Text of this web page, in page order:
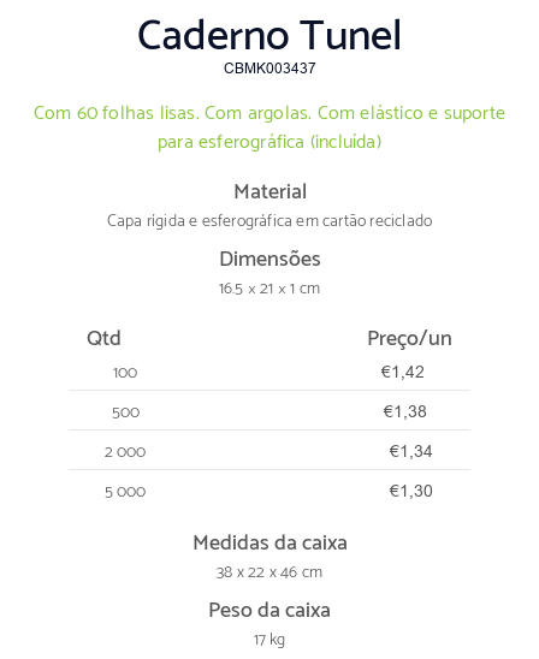
Caderno Tunel
CBMK003437
Com 60 folhas lisas. Com argolas. Com elástico e suporte
para esferográfica (incluída)
Material
Capa rígida e esferográfica em cartão reciclado
Dimensões
16.5 × 21 × 1 cm
Qtd Preço/un
100 €1,42
500 €1,38
2 000 €1,34
5 000 €1,30
Medidas da caixa
38 x 22 x 46 cm
Peso da caixa
17 kg